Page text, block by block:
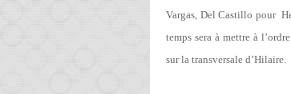
Vargas, Del Castillo pour
temps sera à mettre à
sur la transversale d’Hilaire.